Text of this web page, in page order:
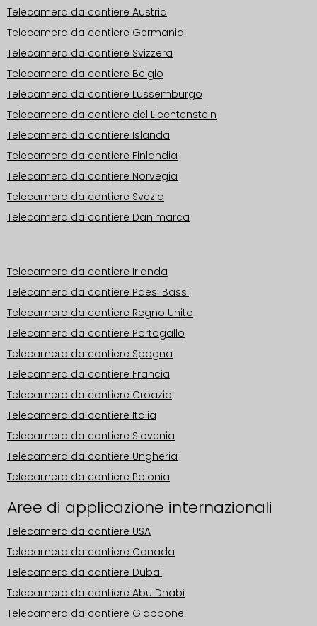
Telecamera da cantiere Austria
Telecamera da cantiere Germania
Telecamera da cantiere Svizzera
Telecamera da cantiere Belgio
Telecamera da cantiere Lussemburgo
Telecamera da cantiere del Liechtenstein
Telecamera da cantiere Islanda
Telecamera da cantiere Finlandia
Telecamera da cantiere Norvegia
Telecamera da cantiere Svezia
Telecamera da cantiere Danimarca
Telecamera da cantiere Irlanda
Telecamera da cantiere Paesi Bassi
Telecamera da cantiere Regno Unito
Telecamera da cantiere Portogallo
Telecamera da cantiere Spagna
Telecamera da cantiere Francia
Telecamera da cantiere Croazia
Telecamera da cantiere Italia
Telecamera da cantiere Slovenia
Telecamera da cantiere Ungheria
Telecamera da cantiere Polonia
Aree di applicazione internazionali
Telecamera da cantiere USA
Telecamera da cantiere Canada
Telecamera da cantiere Dubai
Telecamera da cantiere Abu Dhabi
Telecamera da cantiere Giappone